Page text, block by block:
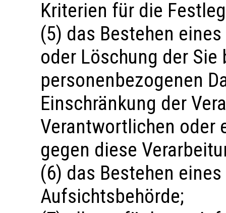
Kriterien für die
(5) das Bestehen
oder Löschung der
personenbezogenen
Einschränkung der
Verantwortlichen oder
gegen diese
(6) das Bestehen
Aufsichtsbehörde;